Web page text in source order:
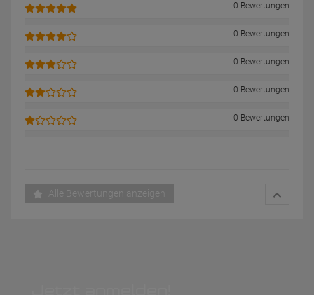
0 Bewertungen
0 Bewertungen
0 Bewertungen
0 Bewertungen
0 Bewertungen
Alle Bewertungen anzeigen